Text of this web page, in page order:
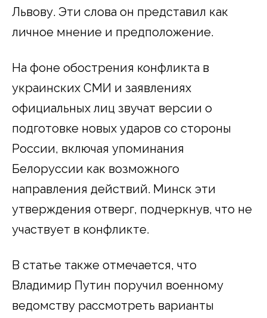
Львову. Эти слова он представил как
личное мнение и предположение.
На фоне обострения конфликта в
украинских СМИ и заявлениях
официальных лиц звучат версии о
подготовке новых ударов со стороны
России, включая упоминания
Белоруссии как возможного
направления действий. Минск эти
утверждения отверг, подчеркнув, что не
участвует в конфликте.
В статье также отмечается, что
Владимир Путин поручил военному
ведомству рассмотреть варианты